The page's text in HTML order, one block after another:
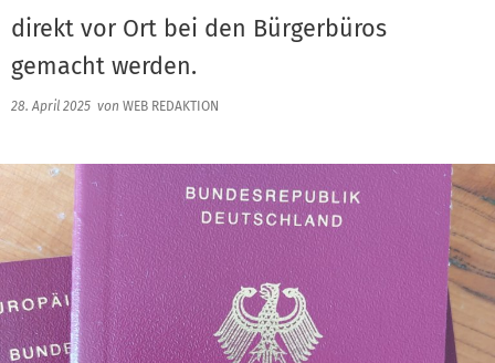
direkt vor Ort bei den Bürgerbüros
gemacht werden.
28. April 2025 von WEB REDAKTION